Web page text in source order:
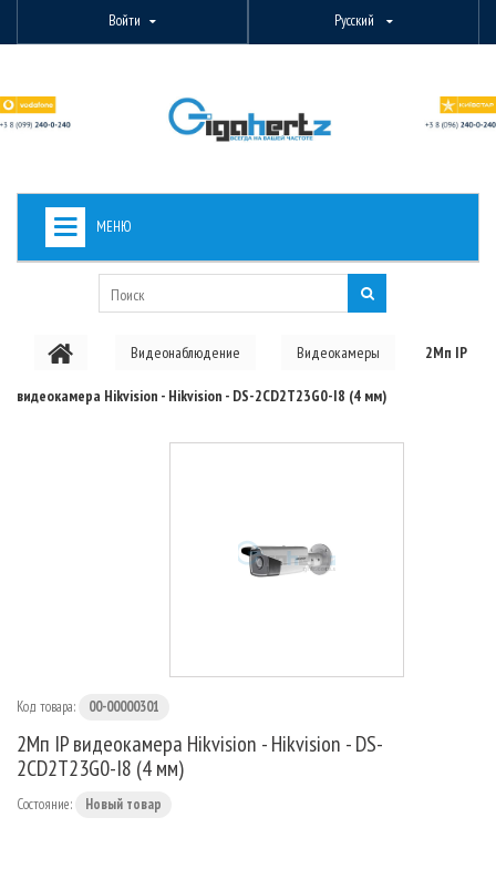
Войти Русский
МЕНЮ
PON ОБОРУДОВАНИЕ
Видеонаблюдение Видеокамеры 2Мп IP
видеокамера Hikvision - Hikvision - DS-2CD2T23G0-I8 (4 мм)
Код товара: 00-00000301
2Мп IP видеокамера Hikvision - Hikvision - DS-
2CD2T23G0-I8 (4 мм)
Состояние: Новый товар